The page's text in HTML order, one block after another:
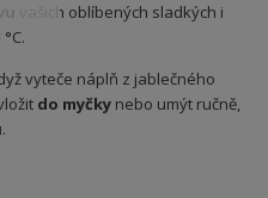
vašich oblíbených sladkých i
vyteče náplň z jablečného
do myčky nebo umýt ručně,